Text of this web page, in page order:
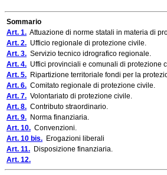
Sommario
Art. 1. Attuazione di norme statali in materia di
Art. 2. Ufficio regionale di protezione civile.
Art. 3. Servizio tecnico idrografico regionale.
Art. 4. Uffici provinciali e comunali di protezione
Art. 5. Ripartizione territoriale fondi per la
Art. 6. Comitato regionale di protezione civile.
Art. 7. Volontariato di protezione civile.
Art. 8. Contributo straordinario.
Art. 9. Norma finanziaria.
Art. 10. Convenzioni.
Art. 10 bis. Erogazioni liberali
Art. 11. Disposizione finanziaria.
Art. 12.